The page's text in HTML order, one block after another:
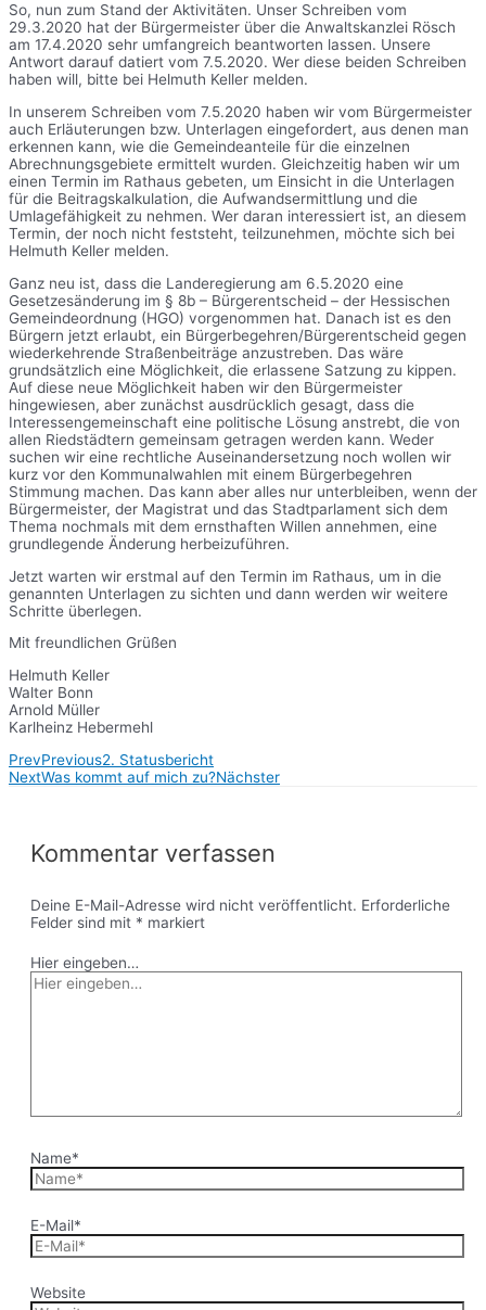
So, nun zum Stand der Aktivitäten. Unser Schreiben vom
29.3.2020 hat der Bürgermeister über die Anwaltskanzlei Rösch
am 17.4.2020 sehr umfangreich beantworten lassen. Unsere
Antwort darauf datiert vom 7.5.2020. Wer diese beiden Schreiben
haben will, bitte bei Helmuth Keller melden.
In unserem Schreiben vom 7.5.2020 haben wir vom Bürgermeister
auch Erläuterungen bzw. Unterlagen eingefordert, aus denen man
erkennen kann, wie die Gemeindeanteile für die einzelnen
Abrechnungsgebiete ermittelt wurden. Gleichzeitig haben wir um
einen Termin im Rathaus gebeten, um Einsicht in die Unterlagen
für die Beitragskalkulation, die Aufwandsermittlung und die
Umlagefähigkeit zu nehmen. Wer daran interessiert ist, an diesem
Termin, der noch nicht feststeht, teilzunehmen, möchte sich bei
Helmuth Keller melden.
Ganz neu ist, dass die Landeregierung am 6.5.2020 eine
Gesetzesänderung im § 8b – Bürgerentscheid – der Hessischen
Gemeindeordnung (HGO) vorgenommen hat. Danach ist es den
Bürgern jetzt erlaubt, ein Bürgerbegehren/Bürgerentscheid gegen
wiederkehrende Straßenbeiträge anzustreben. Das wäre
grundsätzlich eine Möglichkeit, die erlassene Satzung zu kippen.
Auf diese neue Möglichkeit haben wir den Bürgermeister
hingewiesen, aber zunächst ausdrücklich gesagt, dass die
Interessengemeinschaft eine politische Lösung anstrebt, die von
allen Riedstädtern gemeinsam getragen werden kann. Weder
suchen wir eine rechtliche Auseinandersetzung noch wollen wir
kurz vor den Kommunalwahlen mit einem Bürgerbegehren
Stimmung machen. Das kann aber alles nur unterbleiben, wenn der
Bürgermeister, der Magistrat und das Stadtparlament sich dem
Thema nochmals mit dem ernsthaften Willen annehmen, eine
grundlegende Änderung herbeizuführen.
Jetzt warten wir erstmal auf den Termin im Rathaus, um in die
genannten Unterlagen zu sichten und dann werden wir weitere
Schritte überlegen.
Mit freundlichen Grüßen
Helmuth Keller
Walter Bonn
Arnold Müller
Karlheinz Hebermehl
PrevPrevious2. Statusbericht
NextWas kommt auf mich zu?Nächster
Kommentar verfassen
Deine E-Mail-Adresse wird nicht veröffentlicht. Erforderliche
Felder sind mit * markiert
Hier eingeben…
Name*
E-Mail*
Website